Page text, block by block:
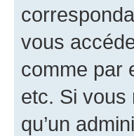
vous
comme par
etc. Si vous
qu’un